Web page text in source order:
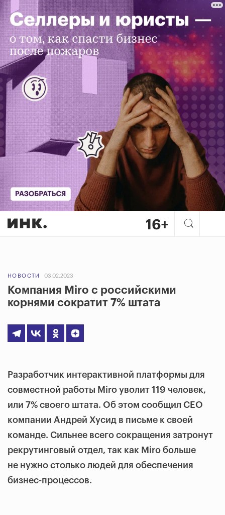
НОВОСТИ 03.02.2023
Компания Miro с российскими
корнями сократит 7% штата
Разработчик интерактивной платформы для
совместной работы Miro уволит 119 человек,
или 7% своего штата. Об этом сообщил СЕО
компании Андрей Хусид в письме к своей
команде. Сильнее всего сокращения затронут
рекрутинговый отдел, так как Miro больше
не нужно столько людей для обеспечения
бизнес-процессов.